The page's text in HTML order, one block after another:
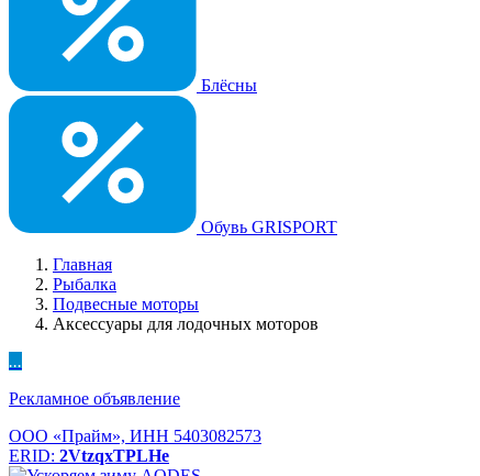
Блёсны
Обувь GRISPORT
Главная
Рыбалка
Подвесные моторы
Аксессуары для лодочных моторов
...
Рекламное объявление
ООО «Прайм», ИНН 5403082573
ERID: 2VtzqxTPLHe